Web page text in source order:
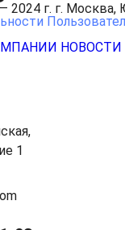
г. г. Москва,
НОВОСТИ
1